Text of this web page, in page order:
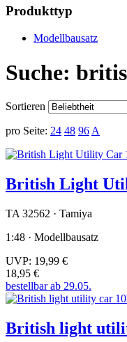
Produkttyp
Modellbausatz
Suche:
Sortieren
pro Seite: 24 48 96 A
British Light
TA 32562 · Tamiya
1:48 · Modellbausatz
UVP: 19,99 €
18,95 €
bestellbar ab 29.05.
British light